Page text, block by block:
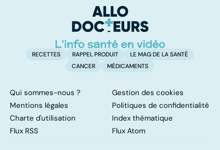
RECETTES RAPPEL PRODUIT
LE MAG DE LA SANTÉ
CANCER
MÉDICAMENTS
Qui sommes-nous ?
Gestion des cookies
Mentions légales
Politiques de confidentialité
Charte d'utilisation
Index thématique
Flux RSS
Flux Atom